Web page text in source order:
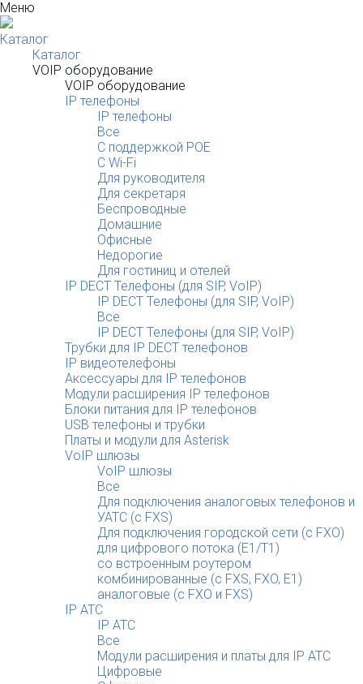
Меню
Каталог
Каталог
VOIP оборудование
VOIP оборудование
IP телефоны
IP телефоны
Все
С поддержкой POE
C Wi-Fi
Для руководителя
Для секретаря
Беспроводные
Домашние
Офисные
Недорогие
Для гостиниц и отелей
IP DECT Телефоны (для SIP, VoIP)
IP DECT Телефоны (для SIP, VoIP)
Все
IP DECT Телефоны (для SIP, VoIP)
Трубки для IP DECT телефонов
IP видеотелефоны
Аксессуары для IP телефонов
Модули расширения IP телефонов
Блоки питания для IP телефонов
USB телефоны и трубки
Платы и модули для Asterisk
VoIP шлюзы
VoIP шлюзы
Все
Для подключения аналоговых телефонов и
УАТС (с FXS)
Для подключения городской сети (с FXO)
для цифрового потока (E1/T1)
со встроенным роутером
комбинированные (c FXS, FXO, E1)
аналоговые (с FXO и FXS)
IP АТС
IP АТС
Все
Модули расширения и платы для IP АТС
Цифровые